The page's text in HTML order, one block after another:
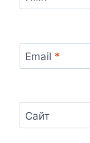
Email *
Сайт